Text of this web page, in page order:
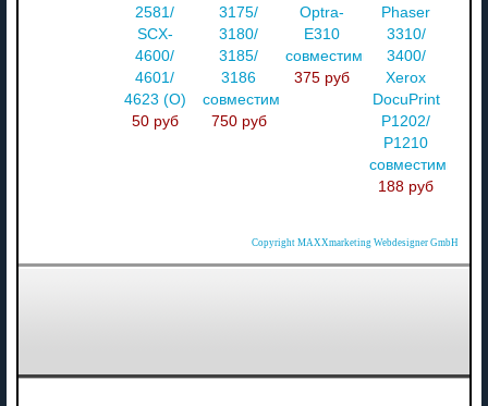
2581/
SCX-
4600/
4601/
4623 (О)
50 руб
3175/
3180/
3185/
3186
совместимый
750 руб
Optra-
E310
совместимый
375 руб
Phaser
3310/
3400/
Xerox
DocuPrint
P1202/
P1210
совместимый
188 руб
Copyright MAXXmarketing Webdesigner GmbH